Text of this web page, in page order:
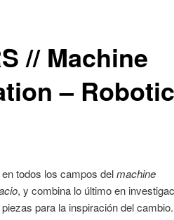
// Machine
–
todos los campos delmachine
, y combina lo último en
para la inspiración del cambio.